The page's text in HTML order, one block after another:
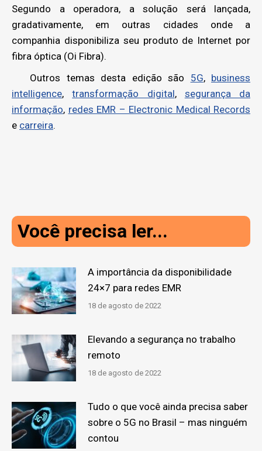
Segundo a operadora, a solução será lançada,
gradativamente, em outras cidades onde a
companhia disponibiliza seu produto de Internet por
fibra óptica (Oi Fibra).
Outros temas desta edição são 5G, business
intelligence,transformação digital, segurança da
informação, redes EMR – Electronic Medical Records
e carreira.
Você precisa ler...
A importância da disponibilidade
24×7 para redes EMR
18 de agosto de 2022
Elevando a segurança no trabalho
remoto
18 de agosto de 2022
Tudo o que você ainda precisa saber
sobre o 5G no Brasil – mas ninguém
contou